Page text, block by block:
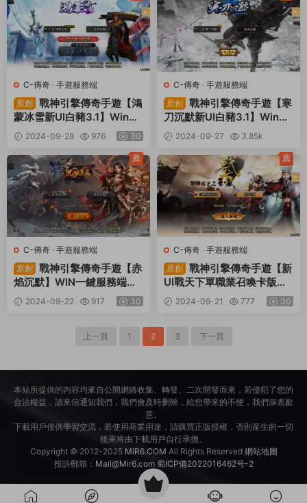
C-傳奇 · 手遊服務端
原創
戰神引擎傳奇手遊【鴻
蒙冰雪新UI白豬3.1】Win一
鍵服務端+安卓蘋果雙端+G
M授權物品後台+視頻架設教
程
2024-09-28 976 30
C-傳奇 · 手遊服務端
原創
戰神引擎傳奇手遊【寒
刀沉默新UI白豬3.1】Win一
鍵服務端+安卓蘋果雙端+G
M授權物品後台+視頻架設教
程
2024-09-27
3.85k
C-傳奇 · 手遊服務端
原創
戰神引擎傳奇手遊【赤
焰沉默】WIN一鍵服務端
+安卓蘋果雙端+GM授權物
品後台+視頻架設教程
2024-09-22 917 30
薦
C-傳奇 · 手遊服務端
原創
戰神引擎傳奇手遊【新
UI戰天下單職業召喚卡版】
WIN一鍵服務端+安卓蘋果
雙端+GM授權物品後台+視
2024-09-21 777 30
薦
上一頁 1 2 3 下一頁
本站所提供的内容均來自公開網絡收集、轉發、二次開發而來，若侵犯了您的
合法權益，請來信通知我們，我們會及時删除，給您帶來的不便，我們深表歉
意。
下載用戶僅供學習交流，若使用商業用途，請購買正版授權，否則産生的一切
後果将由下載用戶自行承擔。
Copyright © 2012-2025 MiR6.COM All Rights Reserved 網站地圖
投訴郵箱： Mail@Mir6.com 蜀ICP備2022016462号-2